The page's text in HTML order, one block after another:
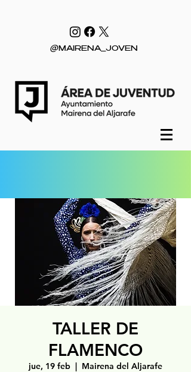
@MAIRENA_JOVEN
TALLER DE
FLAMENCO
jue, 19 feb
  |
Mairena del Aljarafe